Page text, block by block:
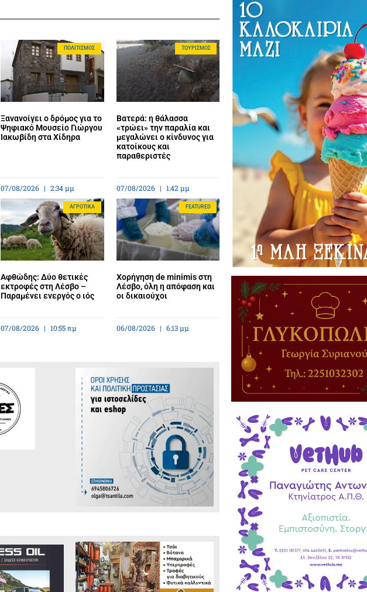
ΠΟΛΙΤΙΣΜΌΣ
Ξανανοίγει ο δρόμος για το
Ψηφιακό Μουσείο Γιώργου
Ιακωβίδη στα Χίδηρα
07/08/2026 2:34 μμ
ΤΟΥΡΙΣΜΌΣ
Βατερά: η θάλασσα
«τρώει» την παραλία και
μεγαλώνει ο κίνδυνος για
κατοίκους και
παραθεριστές
07/08/2026 1:42 μμ
ΑΓΡΟΤΙΚΆ
Αφθώδης: Δύο θετικές
εκτροφές στη Λέσβο –
Παραμένει ενεργός ο ιός
07/08/2026 10:55 πμ
FEATURED
Χορήγηση de minimis στη
Λέσβο, όλη η απόφαση και
οι δικαιούχοι
06/08/2026 6:13 μμ